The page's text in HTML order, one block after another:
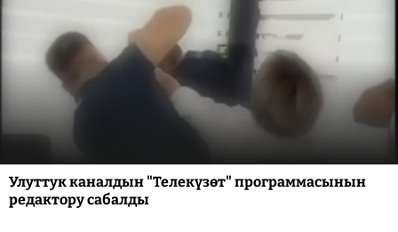
Улуттук каналдын "Телекүзөт" программасынын
редактору сабалды